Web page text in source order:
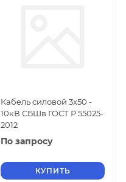
Кабель силовой 3х50 -
10кВ СБШв ГОСТ Р 55025-
2012
По запросу
КУПИТЬ